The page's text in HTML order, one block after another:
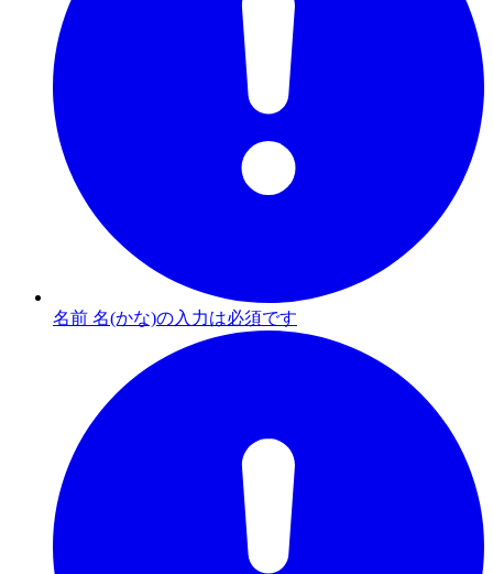
名前 名(かな)の入力は必須です